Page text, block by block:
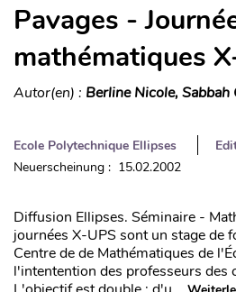
Pavages -
mathématiques
Autor(en) : Berline Nicole,
Ecole Polytechnique Ellipses
Neuerscheinung : 15.02.2002
Diffusion Ellipses. Séminaire -
journées X-UPS sont un stage de
Centre de de Mathématiques de
l'intentention des professeurs des